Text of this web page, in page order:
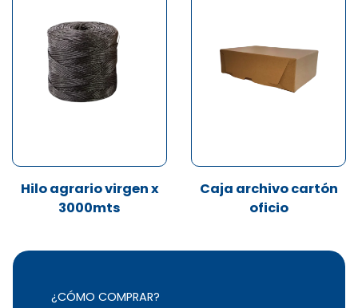
Hilo agrario virgen x
3000mts
Caja archivo cartón
oficio
¿CÓMO COMPRAR?